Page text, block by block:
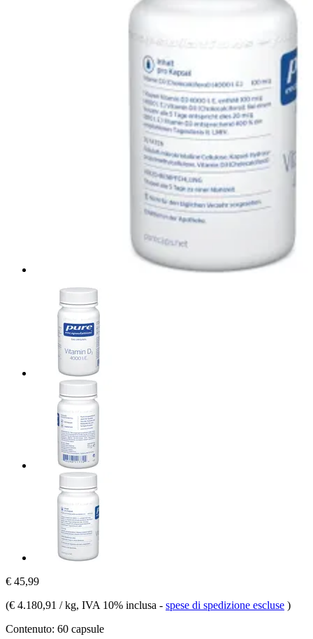
€ 45,99
(€ 4.180,91 / kg, IVA 10% inclusa - spese di spedizione escluse )
Contenuto: 60 capsule